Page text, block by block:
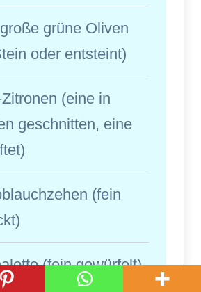
grüne Oliven
oder entsteint)
(eine in
geschnitten, eine
(fein
(fein gewürfelt)